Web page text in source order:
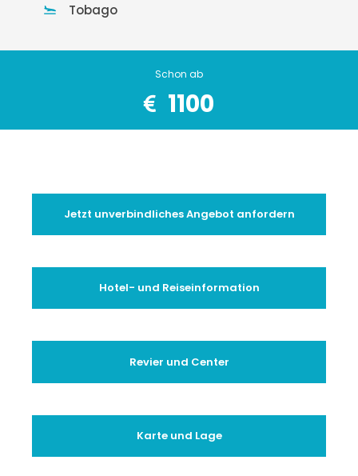
Tobago
Schon ab
1100
Jetzt unverbindliches Angebot anfordern
Hotel- und Reiseinformation
Revier und Center
Karte und Lage